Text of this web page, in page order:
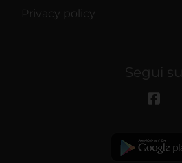
Privacy policy
Segui su